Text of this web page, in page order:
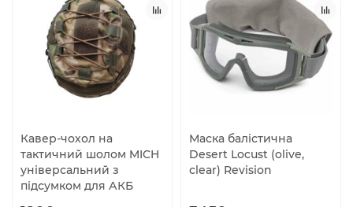
Кавер-чохол на
тактичний шолом MICH
універсальний з
підсумком для АКБ
Маска балістична
Desert Locust (olive,
clear) Revision